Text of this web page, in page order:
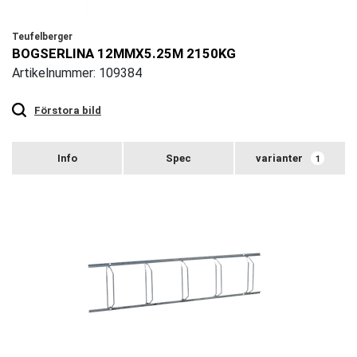
Teufelberger
BOGSERLINA 12MMX5.25M 2150KG
Artikelnummer: 109384
Förstora bild
zoom
varianter 1